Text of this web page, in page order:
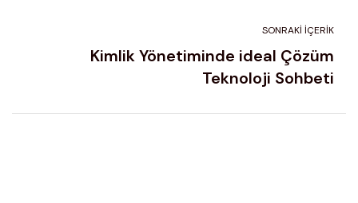
SONRAKI İÇERIK
Kimlik Yönetiminde ideal Çözüm
Teknoloji Sohbeti